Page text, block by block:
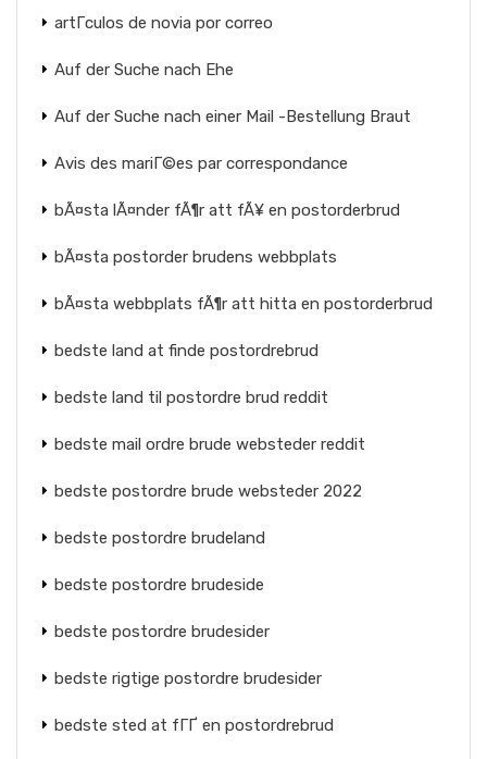
artГ­culos de novia por correo
Auf der Suche nach Ehe
Auf der Suche nach einer Mail -Bestellung Braut
Avis des mariГ©es par correspondance
bÃ¤sta lÃ¤nder fÃ¶r att fÃ¥ en postorderbrud
bÃ¤sta postorder brudens webbplats
bÃ¤sta webbplats fÃ¶r att hitta en postorderbrud
bedste land at finde postordrebrud
bedste land til postordre brud reddit
bedste mail ordre brude websteder reddit
bedste postordre brude websteder 2022
bedste postordre brudeland
bedste postordre brudeside
bedste postordre brudesider
bedste rigtige postordre brudesider
bedste sted at fГҐ en postordrebrud